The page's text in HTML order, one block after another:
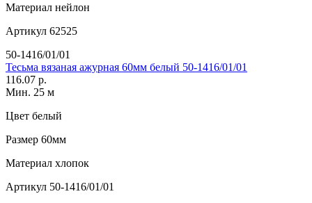
Материал нейлон
Артикул 62525
50-1416/01/01
Тесьма вязаная ажурная 60мм белый 50-1416/01/01
116.07 р.
Мин. 25 м
Цвет белый
Размер 60мм
Материал хлопок
Артикул 50-1416/01/01